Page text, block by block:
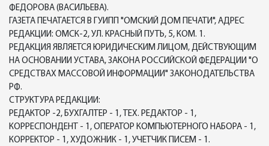
ФЕДОРОВА (ВАСИЛЬЕВА).
ГАЗЕТА ПЕЧАТАЕТСЯ В ГУИПП "ОМСКИЙ ДОМ ПЕЧАТИ", АДРЕС
РЕДАКЦИИ: ОМСК-2, УЛ. КРАСНЫЙ ПУТЬ, 5, КОМ. 1.
РЕДАКЦИЯ ЯВЛЯЕТСЯ ЮРИДИЧЕСКИМ ЛИЦОМ, ДЕЙСТВУЮЩИМ
НА ОСНОВАНИИ УСТАВА, ЗАКОНА РОССИЙСКОЙ ФЕДЕРАЦИИ "О
СРЕДСТВАХ МАССОВОЙ ИНФОРМАЦИИ" ЗАКОНОДАТЕЛЬСТВА
РФ.
СТРУКТУРА РЕДАКЦИИ:
РЕДАКТОР -2, БУХГАЛТЕР - 1, ТЕХ. РЕДАКТОР - 1,
КОРРЕСПОНДЕНТ - 1, ОПЕРАТОР КОМПЬЮТЕРНОГО НАБОРА - 1,
КОРРЕКТОР - 1, ХУДОЖНИК - 1, УЧЕТЧИК ПИСЕМ - 1.